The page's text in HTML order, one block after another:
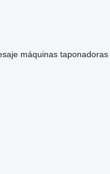
máquinas taponadoras